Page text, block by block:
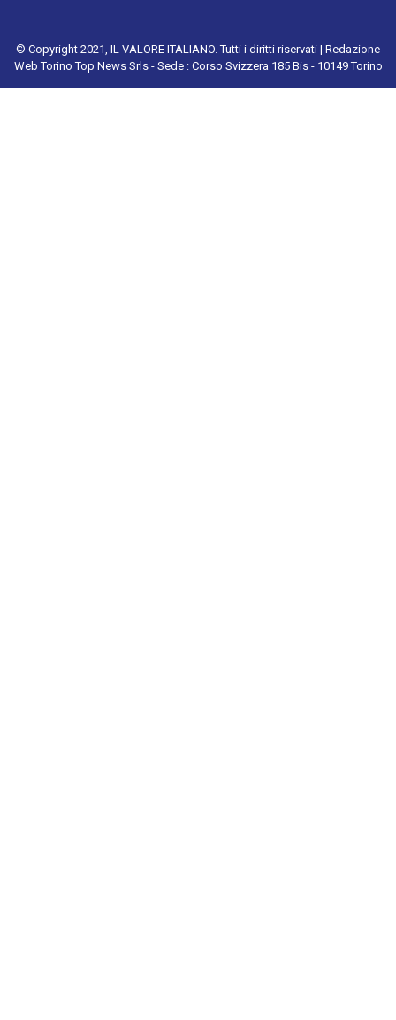
© Copyright 2021, IL VALORE ITALIANO. Tutti i diritti riservati | Redazione
Web Torino Top News Srls - Sede : Corso Svizzera 185 Bis - 10149 Torino